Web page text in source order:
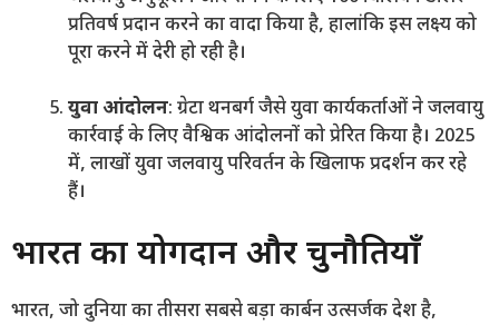
प्रतिवर्ष प्रदान करने का वादा किया है, हालांकि इस लक्ष्य को
पूरा करने में देरी हो रही है।
युवा आंदोलन: ग्रेटा थनबर्ग जैसे युवा कार्यकर्ताओं ने जलवायु
कार्रवाई के लिए वैश्विक आंदोलनों को प्रेरित किया है। 2025
में, लाखों युवा जलवायु परिवर्तन के खिलाफ प्रदर्शन कर रहे
हैं।
भारत का योगदान और चुनौतियाँ
भारत, जो दुनिया का तीसरा सबसे बड़ा कार्बन उत्सर्जक देश है,